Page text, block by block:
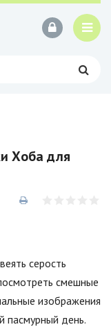
Хоба для
серость
смешные
изображения
пасмурный день.